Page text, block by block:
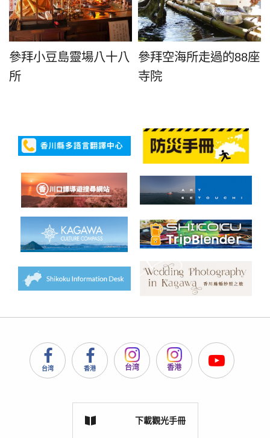
參拜小豆島靈場八十八
所
參拜空海所走過的88座
寺院
台湾 香港 台湾 香港
下載觀光手冊